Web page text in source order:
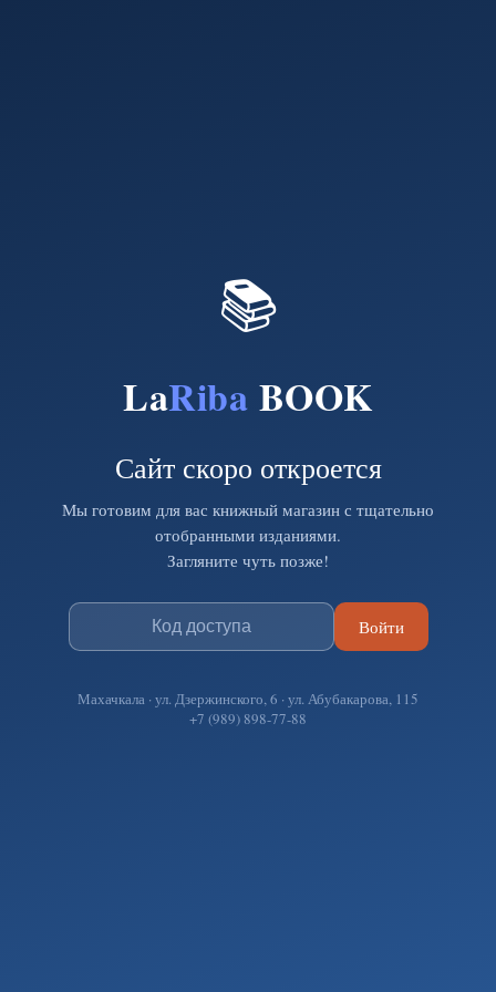
📚
LaRiba BOOK
Сайт скоро откроется
Мы готовим для вас книжный магазин с тщательно
отобранными изданиями.
Загляните чуть позже!
Войти
Махачкала · ул. Дзержинского, 6 · ул. Абубакарова, 115
+7 (989) 898-77-88